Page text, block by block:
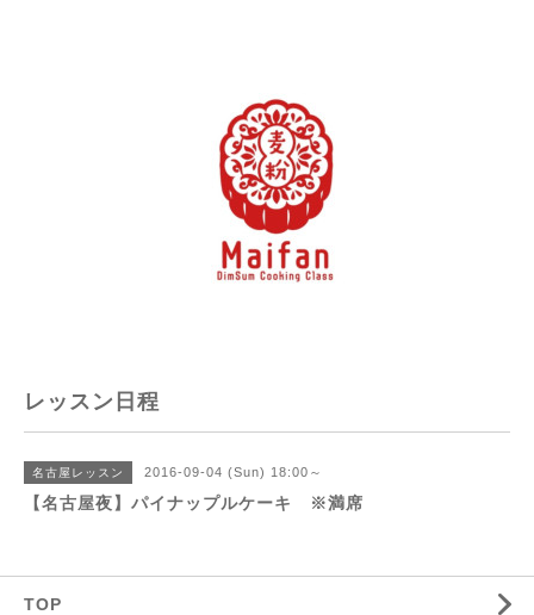
レッスン日程
名古屋レッスン 2016-09-04 (Sun) 18:00～
【名古屋夜】パイナップルケーキ ※満席
TOP